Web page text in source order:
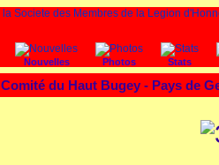
Nouvelles Photos Stats
Comité du Haut Bugey - Pays de